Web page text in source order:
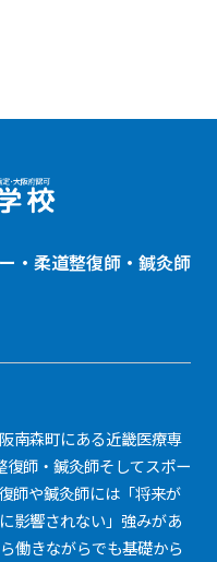
・ 柔道整復師 ・鍼灸師
南森町にある近畿医療専
師・鍼灸師そしてスポー
師や鍼灸師には「将来が
影響されない」強みがあ
働きながらでも基礎から